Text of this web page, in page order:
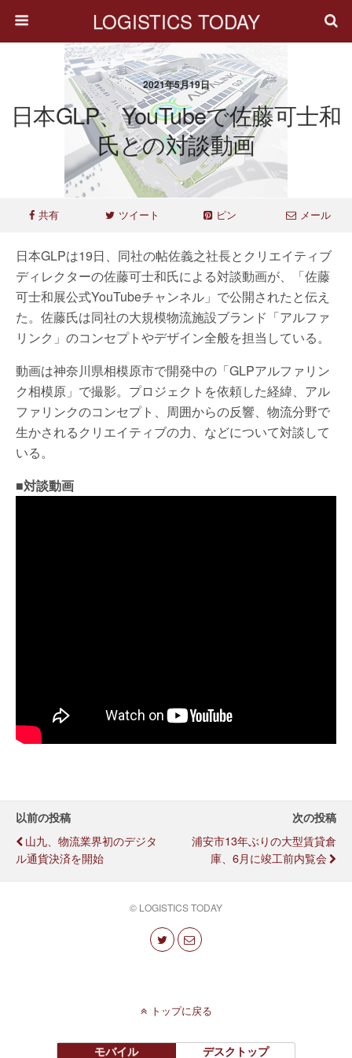
LOGISTICS TODAY
2021年5月19日
日本GLP、YouTubeで佐藤可士和
氏との対談動画
共有 ツイート ピン メール
日本GLPは19日、同社の帖佐義之社長とクリエイティブ
ディレクターの佐藤可士和氏による対談動画が、「佐藤
可士和展公式YouTubeチャンネル」で公開されたと伝え
た。佐藤氏は同社の大規模物流施設ブランド「アルファ
リンク」のコンセプトやデザイン全般を担当している。
動画は神奈川県相模原市で開発中の「GLPアルファリン
ク相模原」で撮影。プロジェクトを依頼した経緯、アル
ファリンクのコンセプト、周囲からの反響、物流分野で
生かされるクリエイティブの力、などについて対談して
いる。
■対談動画
以前の投稿
山九、物流業界初のデジタ
ル通貨決済を開始
次の投稿
浦安市13年ぶりの大型賃貸倉
庫、6月に竣工前内覧会
© LOGISTICS TODAY
トップに戻る
モバイル デスクトップ